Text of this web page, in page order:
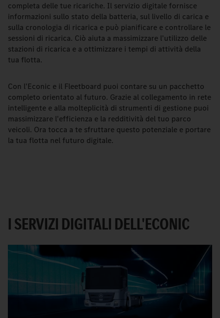
completa delle tue ricariche. Il servizio digitale fornisce
informazioni sullo stato della batteria, sul livello di carica e
sulla cronologia di ricarica e può pianificare e controllare le
sessioni di ricarica. Ciò aiuta a massimizzare l'utilizzo delle
stazioni di ricarica e a ottimizzare i tempi di attività della
tua flotta.
Con l'Econic e il Fleetboard puoi contare su un pacchetto
completo orientato al futuro. Grazie al collegamento in rete
intelligente e alla molteplicità di strumenti di gestione puoi
massimizzare l'efficienza e la redditività del tuo parco
veicoli. Ora tocca a te sfruttare questo potenziale e portare
la tua flotta nel futuro digitale.
I SERVIZI DIGITALI DELL'ECONIC